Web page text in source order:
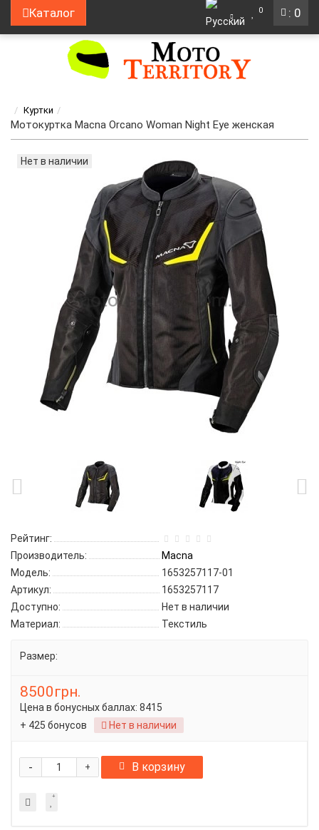
: 0
Каталог 0
Куртки
Мотокуртка Macna Orcano Woman Night Eye женская
Нет в наличии
Рейтинг:
Производитель:
Macna
Модель:
1653257117-01
Артикул:
1653257117
Доступно:
Нет в наличии
Материал:
Текстиль
Размер:
8500грн.
Цена в бонусных баллах: 8415
+ 425 бонусов
Нет в наличии
+
- В корзину